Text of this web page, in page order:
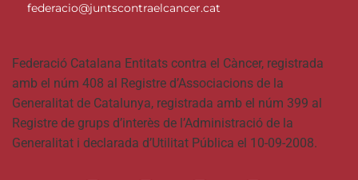
federacio@juntscontraelcancer.cat
Federació Catalana Entitats contra el Càncer, registrada
amb el núm 408 al Registre d’Associacions de la
Generalitat de Catalunya, registrada amb el núm 399 al
Registre de grups d’interès de l’Administració de la
Generalitat i declarada d’Utilitat Pública el 10-09-2008.